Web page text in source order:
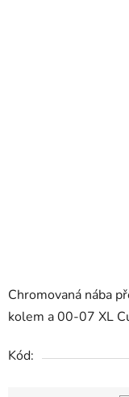
Chromovaná nába
kolem a 00-07 XL
Kód: